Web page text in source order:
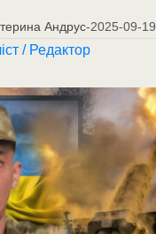
Андрус-2025-09-19
/ Редактор